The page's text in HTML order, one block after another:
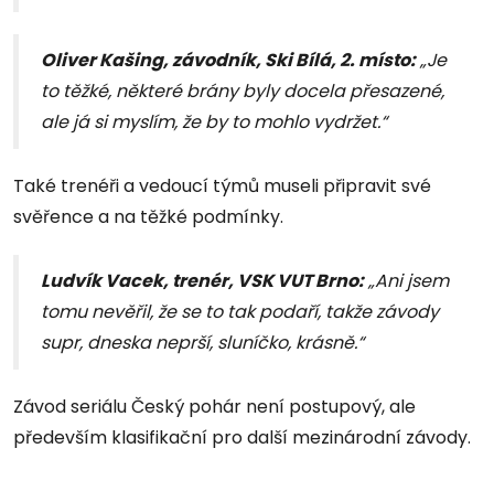
Oliver Kašing, závodník, Ski Bílá, 2. místo:„Je
to těžké, některé brány byly docela přesazené,
ale já si myslím, že by to mohlo vydržet.“
Také trenéři a vedoucí týmů museli připravit své
svěřence a na těžké podmínky.
Ludvík Vacek, trenér, VSK VUT Brno:„Ani jsem
tomu nevěřil, že se to tak podaří, takže závody
supr, dneska neprší, sluníčko, krásně.“
Závod seriálu Český pohár není postupový, ale
především klasifikační pro další mezinárodní závody.